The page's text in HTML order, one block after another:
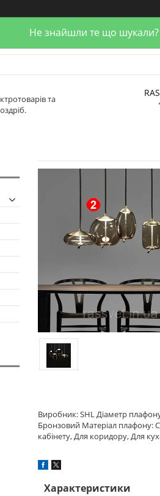
Не знайшли те що шукали?
та
Виробник: SHL Діаметр
Бронзовий Матеріал плафону:
кабінету, Для коридору, Для
Характеристики